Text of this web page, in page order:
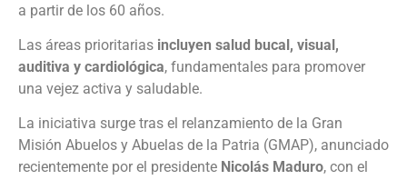
a partir de los 60 años.
Las áreas prioritarias incluyen salud bucal, visual,
auditiva y cardiológica, fundamentales para promover
una vejez activa y saludable.
La iniciativa surge tras el relanzamiento de la Gran
Misión Abuelos y Abuelas de la Patria (GMAP), anunciado
recientemente por el presidente Nicolás Maduro, con el